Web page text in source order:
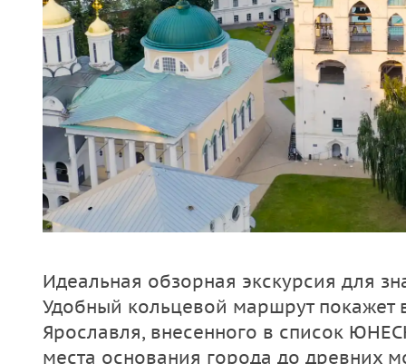
Идеальная обзорная экскурсия для
Удобный кольцевой маршрут покажет
Ярославля, внесенного в список
места основания города до древних